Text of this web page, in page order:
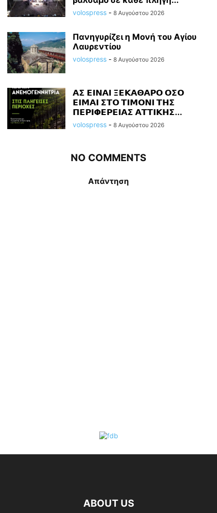
volospress - 8 Αυγούστου 2026
Πανηγυρίζει η Μονή του Αγίου
Λαυρεντίου
volospress - 8 Αυγούστου 2026
𝝖𝝨 𝝚𝝞𝝢𝝖𝝞 𝝣𝝚𝝟𝝖𝝝𝝖𝝦𝝤 𝝤𝝨𝝤
𝝚𝝞𝝡𝝖𝝞 𝝨𝝩𝝤 𝝩𝝞𝝡𝝤𝝢𝝞 𝝩𝝜𝝨
𝝥𝝚𝝦𝝞𝝫𝝚𝝦𝝚𝝞𝝖𝝨 𝝖𝝩𝝩𝝞𝝟𝝜𝝨...
volospress - 8 Αυγούστου 2026
NO COMMENTS
Απάντηση
ABOUT US